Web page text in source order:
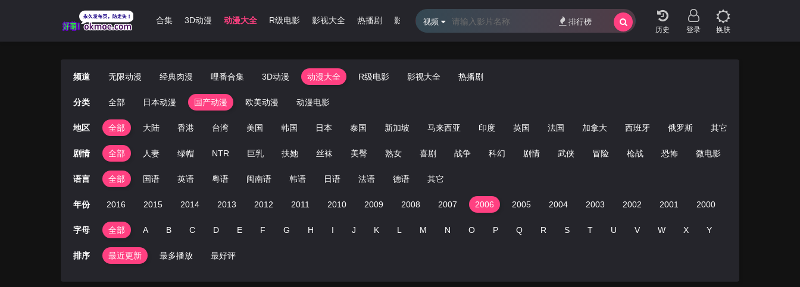
无限动漫 经典肉漫 哩番合集 3D动漫 动漫大全 R级电影 影视大全 热播剧 影视专题 最近更新 排行榜
登录 换肤
视频 排行榜
频道 无限动漫 经典肉漫 哩番合集 3D动漫 动漫大全 R级电影 影视大全 热播剧
分类 全部 日本动漫 国产动漫 欧美动漫 动漫电影
地区 全部 大陆 香港 台湾 美国 韩国 日本 泰国 新加坡 马来西亚 印度 英国 法国 加拿大 西班牙 俄罗斯 其它
剧情 全部 人妻 绿帽 NTR 巨乳 扶她 丝袜 美臀 熟女 喜剧 战争 科幻 剧情 武侠 冒险 枪战 恐怖 微电影
语言 全部 国语 英语 粤语 闽南语 韩语 日语 法语 德语 其它
年份
2017 2016 2015 2014 2013 2012 2011 2010 2009 2008 2007 2006 2005 2004 2003 2002 2001 2000
字母 全部 A B C D E F G H I J K L M N O P Q R S T U V W X Y
排序 最近更新 最多播放 最好评